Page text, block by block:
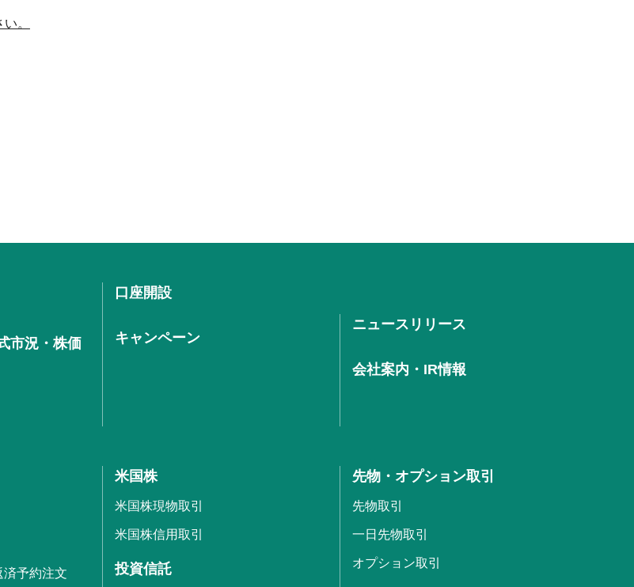
。
市況・株価
口座開設
キャンペーン
ニュースリリース
会社案内・IR情報
予約注文
米国株
米国株現物取引
米国株信用取引
投資信託
先物・オプション取引
先物取引
一日先物取引
オプション取引